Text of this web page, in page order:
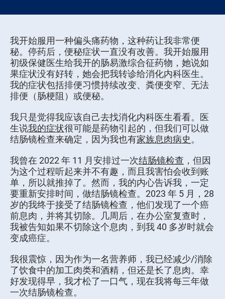
我开始服用一种偏头痛药物，这种药让我非常便
秘。停药后，便秘症状一直没有改善。我开始服用
初级保健医生给我开的肠易激综合征药物，她说如
果症状没有好转，她会把我转诊给消化内科医生。
我的症状包括排便习惯持续改变、粪便变窄、无法
排便（肠梗阻）或便秘。
我只是觉得我应该自己去找消化内科医生看看。医
生说我的症状很可能是药物引起的，但我们可以做
结肠镜检查来确定，因为我也有家族息肉病史。
我曾在 2022 年 11 月安排过一次结肠镜检查 ，但因
为这个过程听起来并不有趣，而且我害怕会收到账
单，所以就推掉了。然而，我的内心告诉我，一定
要重新安排时间，做结肠镜检查。2023 年 5 月，28
岁的我终于接受了结肠镜检查，他们发现了一个癌
前息肉，并将其切除。几周后，在办公室复查时，
我被告知如果不切除这个息肉，到我 40 多岁时就会
变成癌症。
我很震惊，因为作为一名营养师，我已经减少/消除
了饮食中的加工肉类和酒精，但还是长了息肉。幸
好发现得早，我才松了一口气，现在我将每三年做
一次结肠镜检查。